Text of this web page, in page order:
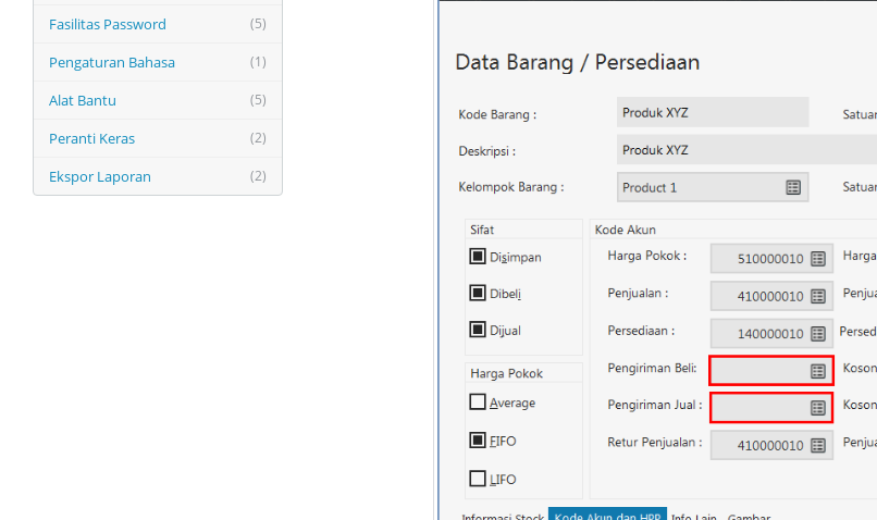
(5)
Fasilitas Password
(1)
Pengaturan Bahasa
(5)
Alat Bantu
(2)
Peranti Keras
(2)
Ekspor Laporan